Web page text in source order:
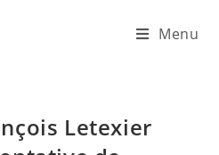
Menu
Letexier